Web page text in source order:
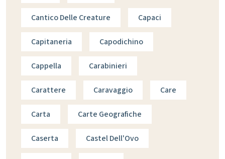
Cantico Delle Creature Capaci
Capitaneria Capodichino
Cappella Carabinieri
Carattere Caravaggio Care
Carta Carte Geografiche
Caserta Castel Dell'Ovo